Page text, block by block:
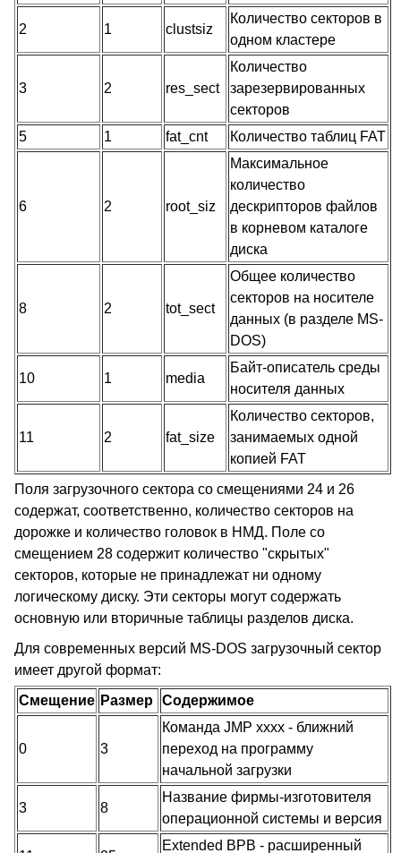
2 1 clustsiz
Количество секторов в
одном кластере
3 2 res_sect
Количество
зарезервированных
секторов
5
1 fat_cnt Количество таблиц FAT
6 2 root_siz
Максимальное
количество
дескрипторов файлов
в корневом каталоге
диска
8 2 tot_sect
Общее количество
секторов на носителе
данных (в разделе MS-
DOS)
10 1 media
Байт-описатель среды
носителя данных
11 2 fat_size
Количество секторов,
занимаемых одной
копией FAT
Поля загрузочного сектора со смещениями 24 и 26
содержат, соответственно, количество секторов на
дорожке и количество головок в НМД. Поле со
смещением 28 содержит количество "скрытых"
секторов, которые не принадлежат ни одному
логическому диску. Эти секторы могут содержать
основную или вторичные таблицы разделов диска.
Для современных версий MS-DOS загрузочный сектор
имеет другой формат:
Смещение Размер Содержимое
0 3
Команда JMP xxxx - ближний
переход на программу
начальной загрузки
3 8
Название фирмы-изготовителя
операционной системы и версия
Extended BPB - расширенный